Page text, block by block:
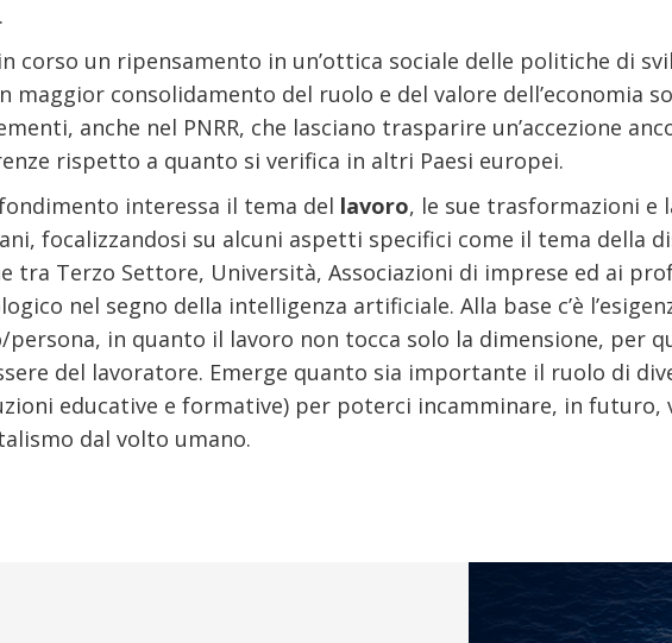
corso un ripensamento in un’ottica sociale delle politiche di
maggior consolidamento del ruolo e del valore dell’economia
anche nel PNRR, che lasciano trasparire un’accezione
rispetto a quanto si verifica in altri Paesi europei.
interessa il tema del lavoro, le sue trasformazioni e
focalizzandosi su alcuni aspetti specifici come il tema della
tra Terzo Settore, Università, Associazioni di imprese ed ai
nel segno della intelligenza artificiale. Alla base c’è
persona, in quanto il lavoro non tocca solo la dimensione, per
del lavoratore. Emerge quanto sia importante il ruolo di
educative e formative) per poterci incamminare, in futuro,
dal volto umano.